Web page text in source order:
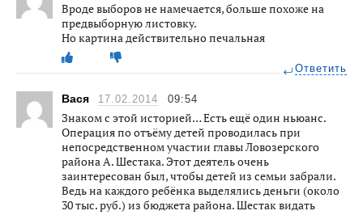
Вроде выборов не намечается, больше похоже на
предвыборную листовку.
Но картина действительно печальная
Ответить
Вася 17.02.2014 09:54
Знаком с этой историей… Есть ещё один ньюанс.
Операция по отъёму детей проводилась при
непосредственном участии главы Ловозерского
района А. Шестака. Этот деятель очень
заинтересован был, чтобы детей из семьи забрали.
Ведь на каждого ребёнка выделялись деньги (около
30 тыс. руб.) из бюджета района. Шестак видать